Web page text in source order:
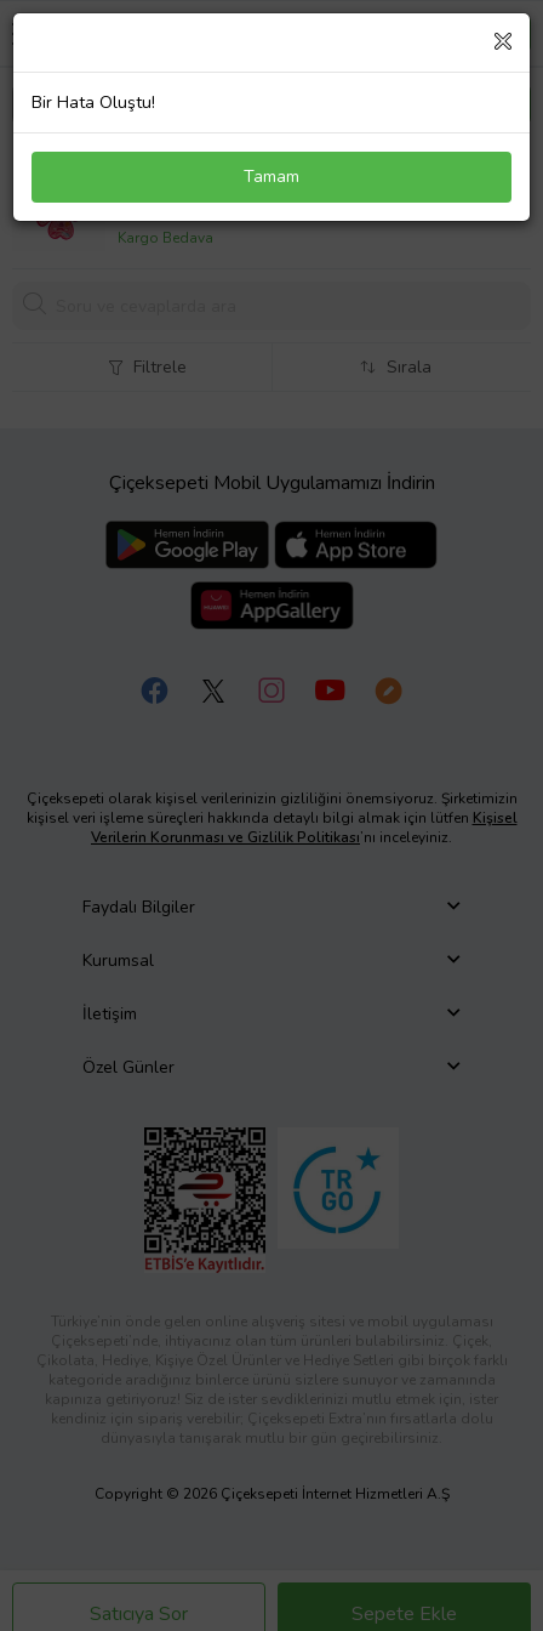
Pretty Pinky Kelebek Şekilli Makyaj Güzellik Seti
1090,35 TL
Kargo Bedava
Satıcıya Sor Sepete Ekle
Filtrele Sırala
Çiçeksepeti Mobil Uygulamamızı İndirin
Çiçeksepeti olarak kişisel verilerinizin gizliliğini önemsiyoruz. Şirketimizin
kişisel veri işleme süreçleri hakkında detaylı bilgi almak için lütfen Kişisel
Verilerin Korunması ve Gizlilik Politikası’nı inceleyiniz.
Faydalı Bilgiler
Kurumsal
İletişim
Özel Günler
Türkiye’nin önde gelen online alışveriş sitesi ve mobil uygulaması
Çiçeksepeti’nde, ihtiyacınız olan tüm ürünleri bulabilirsiniz. Çiçek,
Çikolata, Hediye, Kişiye Özel Ürünler ve Hediye Setleri gibi birçok farklı
kategoride aradığınız binlerce ürünü sizlere sunuyor ve zamanında
kapınıza getiriyoruz! Siz de ister sevdiklerinizi mutlu etmek için, ister
kendiniz için sipariş verebilir; Çiçeksepeti Extra’nın fırsatlarla dolu
dünyasıyla tanışarak mutlu bir gün geçirebilirsiniz.
Copyright © 2026 Çiçeksepeti İnternet Hizmetleri A.Ş
Bir Hata Oluştu!
Tamam